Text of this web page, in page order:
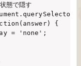
態で隠す
{
= 'none';